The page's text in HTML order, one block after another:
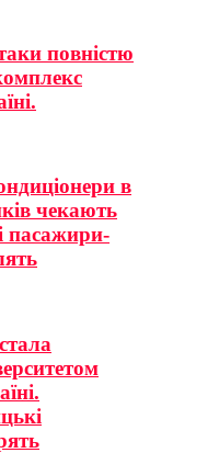
повністю
в
чекають
пасажири-